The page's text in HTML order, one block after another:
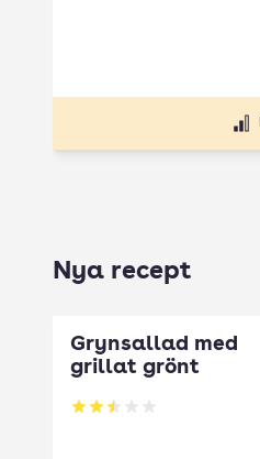
Nya recept
Grynsallad med
grillat grönt
Betyg: 2.5 av 5